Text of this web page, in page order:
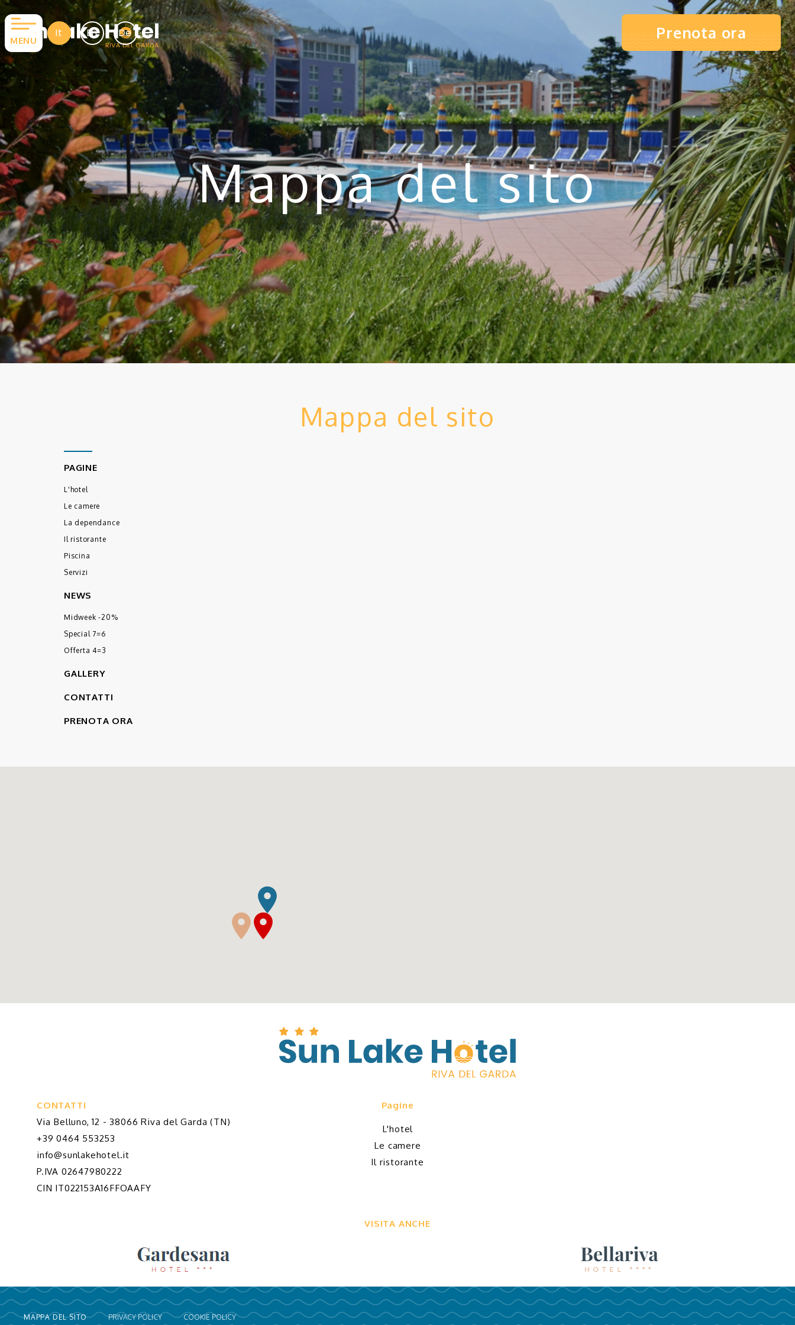
MENU
It En De
Mappa del sito
Prenota ora
Mappa del sito
PAGINE
L'hotel
Le camere
La dependance
Il ristorante
Piscina
Servizi
NEWS
Midweek -20%
Special 7=6
Offerta 4=3
GALLERY
CONTATTI
PRENOTA ORA
CONTATTI
Via Belluno, 12 - 38066 Riva del Garda (TN)
+39 0464 553253
info@sunlakehotel.it
P.IVA 02647980222
CIN IT022153A16FFOAAFY
Pagine
L'hotel
Le camere
Il ristorante
VISITA ANCHE
MAPPA DEL SITO PRIVACY POLICY COOKIE POLICY